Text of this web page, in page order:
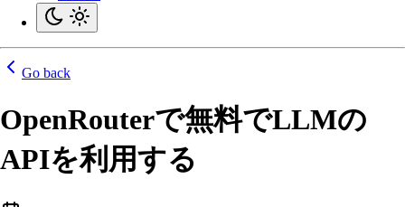
Go back
OpenRouterで無料でLLMの
APIを利用する